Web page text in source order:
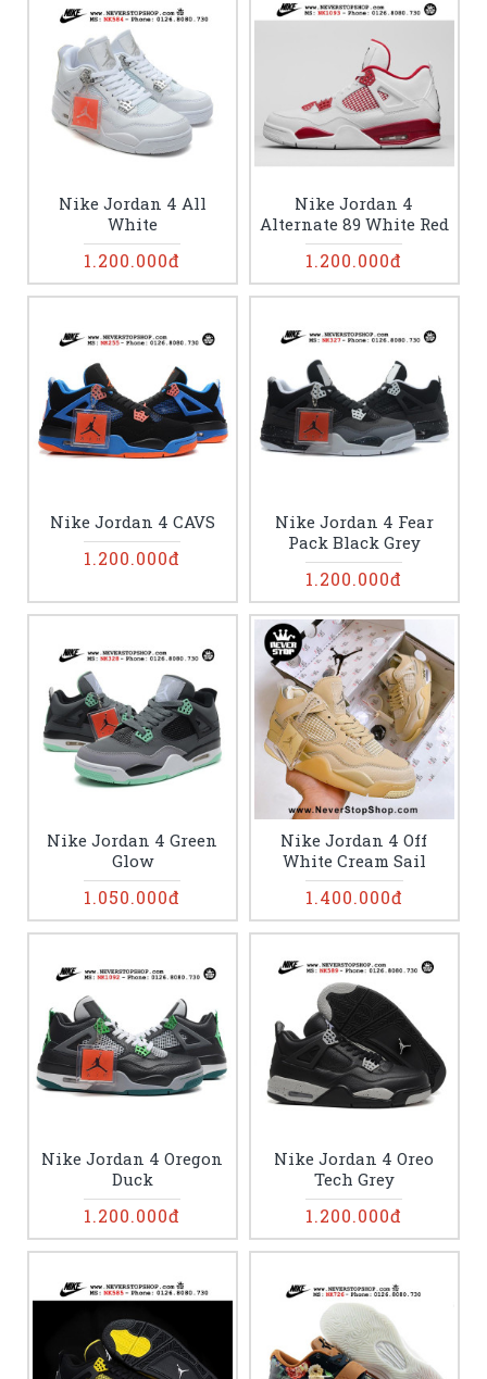
Nike Jordan 4 All
White
1.200.000đ
Nike Jordan 4
Alternate 89 White Red
1.200.000đ
Nike Jordan 4 CAVS
1.200.000đ
Nike Jordan 4 Fear
Pack Black Grey
1.200.000đ
Nike Jordan 4 Green
Glow
1.050.000đ
Nike Jordan 4 Off
White Cream Sail
1.400.000đ
Nike Jordan 4 Oregon
Duck
1.200.000đ
Nike Jordan 4 Oreo
Tech Grey
1.200.000đ